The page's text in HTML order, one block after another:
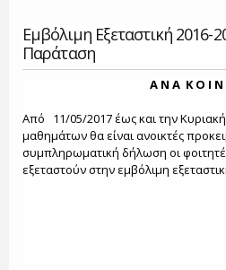
Εμβόλιμη Εξεταστική 2016-
Παράταση
Α Ν Α Κ Ο Ι
Από 11/05/2017 έως και την
μαθημάτων θα είναι ανοικτές
συμπληρωματική δήλωση οι
εξεταστούν στην εμβόλιμη
Από τη